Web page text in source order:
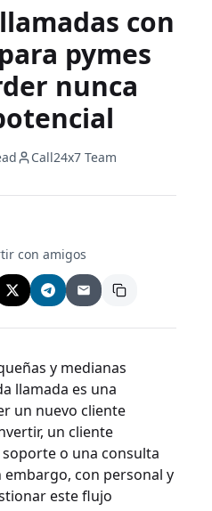
con
pymes
nunca
Call24x7 Team
con amigos
y medianas
llamada es una
un nuevo cliente
un cliente
o una consulta
embargo, con personal y
este flujo